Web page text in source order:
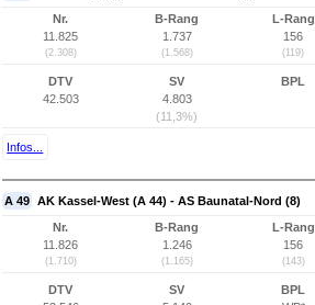
Nr.
11.825
(2.308)
B-Rang
1.737
(1.568)
L-Rang
156
(119)
DTV
42.503
SV
4.803
(11,3%)
BPL
Infos...
A 49 AK Kassel-West (A 44) - AS Baunatal-Nord (8)
Nr.
11.826
(1.710)
B-Rang
1.246
(1.165)
L-Rang
156
(143)
DTV
SV
BPL